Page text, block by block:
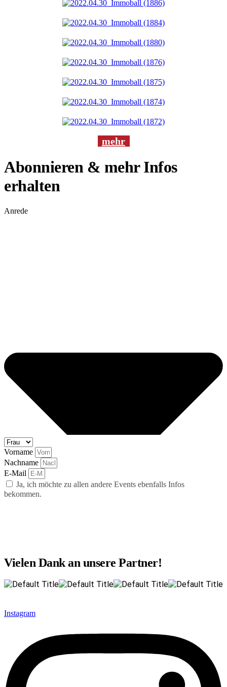
mehr
Abonnieren & mehr Infos
erhalten
Anrede
Vorname
Nachname
E-Mail
Ja, ich möchte zu allen andere Events ebenfalls Infos
bekommen.
Vielen Dank an unsere Partner!
Instagram